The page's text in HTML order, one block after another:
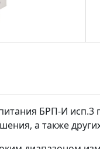
БРП-И
а также